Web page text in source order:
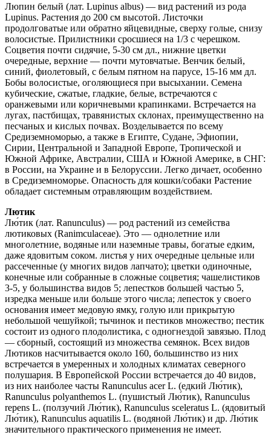
Люпин белый (лат. Lupinus albus) — вид растений из рода
Lupinus. Растения до 200 см высотой. Листочки
продолговатые или обратно яйцевидные, сверху голые, снизу
волосистые. Прилистники сросшиеся на 1/3 с черешком.
Соцветия почти сидячие, 5-30 см дл., нижние цветки
очередные, верхние — почти мутовчатые. Венчик белый,
синий, фиолетовый, с белым пятном на парусе, 15-16 мм дл.
Бобы волосистые, оголяющиеся при высыхании. Семена
кубические, сжатые, гладкие, белые, встречаются с
оранжевыми или коричневыми крапинками. Встречается на
лугах, пастбищах, травянистых склонах, преимущественно на
песчаных и кислых почвах. Возделывается по всему
Средиземноморью, а также в Египте, Судане, Эфиопии,
Сирии, Центральной и Западной Европе, Тропической и
Южной Африке, Австралии, США и Южной Америке, в СНГ:
в России, на Украине и в Белоруссии. Легко дичает, особенно
в Средиземноморье. Опасность для кошки/собаки Растение
обладает системным отравляющим воздействием.
Лютик
Лю́тик (лат. Ranunculus) — род растений из семейства
лютиковых (Ranimculaceae). Это — однолетние или
многолетние, водяные или наземные травы, богатые едким,
даже ядовитым соком. листья у них очередные цельные или
рассеченные (у многих видов лапчато); цветки одиночные,
конечные или собранные в сложные соцветия; чашелистиков
3-5, у большинства видов 5; лепестков большей частью 5,
изредка меньше или больше этого числа; лепесток у своего
основания имеет медовую ямку, голую или прикрытую
небольшой чешуйкой; тычинок и пестиков множество; пестик
состоит из одного плодолистика, с одногнездой завязью. Плод
— сборный, состоящий из множества семянок. Всех видов
Лютиков насчитывается около 160, большинство из них
встречается в умеренных и холодных климатах северного
полушария. В Европейской России встречается до 40 видов,
из них наиболее часты Ranunculus acer L. (едкий Лю́тик),
Ranunculus polyanthemos L. (пушистый Лю́тик), Ranunculus
repens L. (ползучий Лю́тик), Ranunculus sceleratus L. (ядовитый
Лю́тик), Ranunculus aquatilis L. (водяной Лю́тик) и др. Лю́тик
значительного практического применения не имеет.